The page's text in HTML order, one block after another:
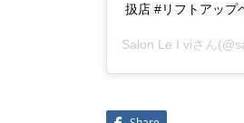
扱店 #リフトアップ
Salon Le I viさん